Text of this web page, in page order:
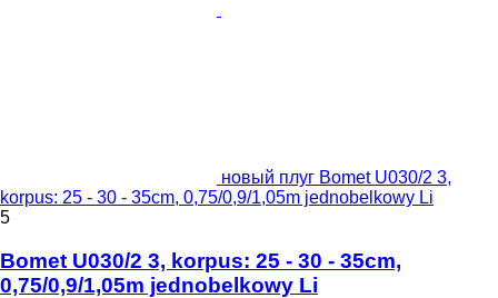
новый плуг Bomet U030/2 3,
korpus: 25 - 30 - 35cm, 0,75/0,9/1,05m jednobelkowy Li
5
Bomet U030/2 3, korpus: 25 - 30 - 35cm,
0,75/0,9/1,05m jednobelkowy Li